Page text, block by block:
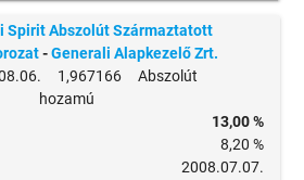
Spirit Abszolút Származtatott
-Generali Alapkezelő Zrt.
1,967166 Abszolút
hozamú
13,00 %
8,20 %
2008.07.07.